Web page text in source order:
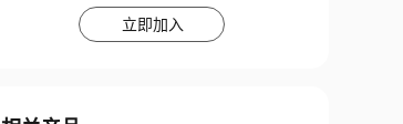
立即加入